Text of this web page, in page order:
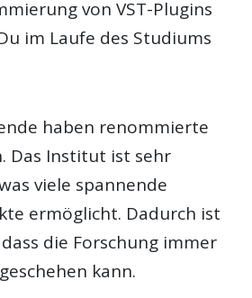
von VST-Plugins
im Laufe des Studiums
haben renommierte
Das Institut ist sehr
viele spannende
ermöglicht. Dadurch ist
die Forschung immer
kann.